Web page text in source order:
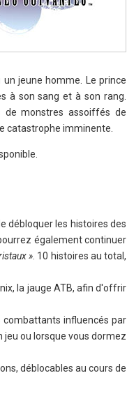
jeune homme. Le prince
à son sang et à son rang.
de monstres assoiffés de
catastrophe imminente.
débloquer les histoires des
également continuer
» . 10 histoires au total,
la jauge ATB, afin d'offrir
combattants influencés par
jeu ou lorsque vous dormez
déblocables au cours de